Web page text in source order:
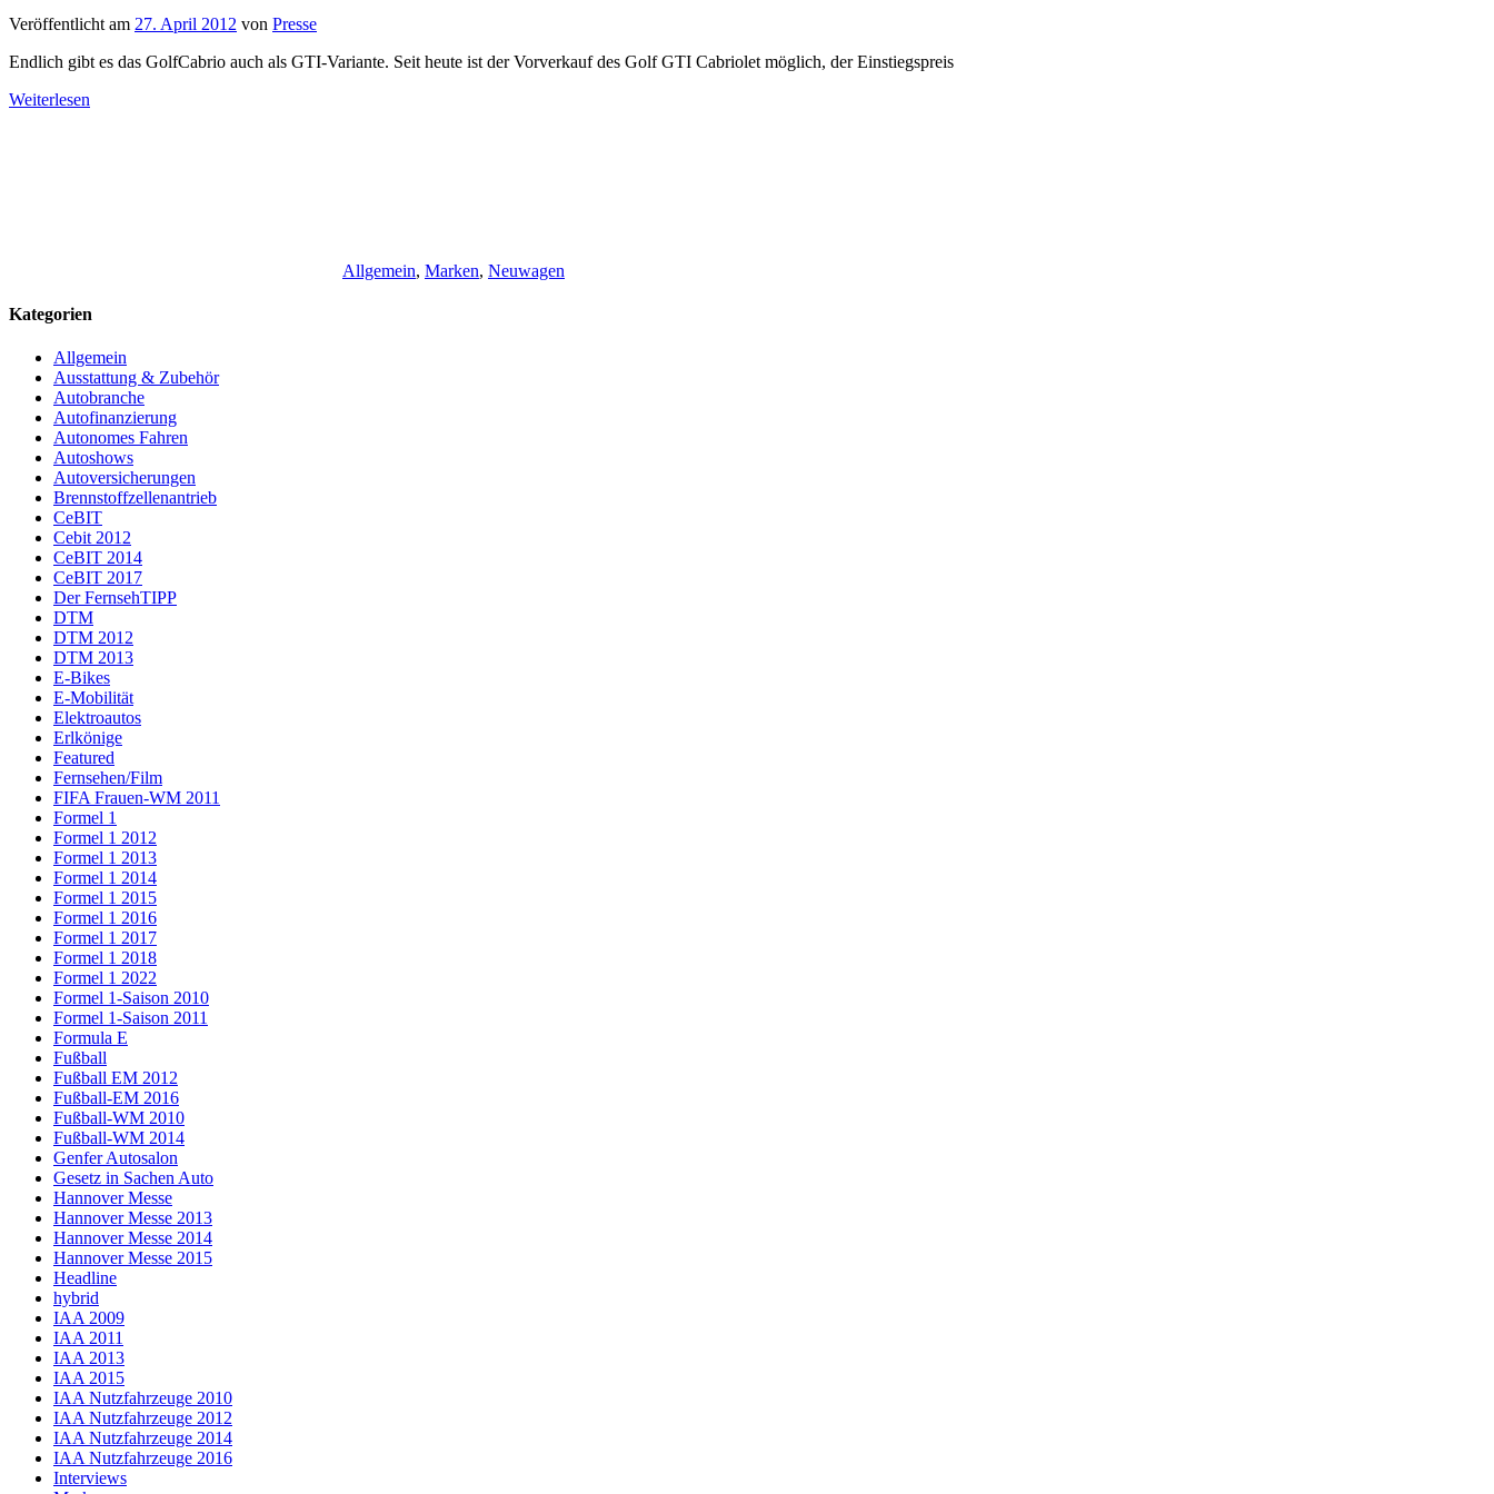
Veröffentlicht am 27. April 2012 von Presse
Endlich gibt es das GolfCabrio auch als GTI-Variante. Seit heute ist der Vorverkauf des Golf GTI Cabriolet möglich, der Einstiegspreis
Weiterlesen
Allgemein, Marken, Neuwagen
Kategorien
Allgemein
Ausstattung & Zubehör
Autobranche
Autofinanzierung
Autonomes Fahren
Autoshows
Autoversicherungen
Brennstoffzellenantrieb
CeBIT
Cebit 2012
CeBIT 2014
CeBIT 2017
Der FernsehTIPP
DTM
DTM 2012
DTM 2013
E-Bikes
E-Mobilität
Elektroautos
Erlkönige
Featured
Fernsehen/Film
FIFA Frauen-WM 2011
Formel 1
Formel 1 2012
Formel 1 2013
Formel 1 2014
Formel 1 2015
Formel 1 2016
Formel 1 2017
Formel 1 2018
Formel 1 2022
Formel 1-Saison 2010
Formel 1-Saison 2011
Formula E
Fußball
Fußball EM 2012
Fußball-EM 2016
Fußball-WM 2010
Fußball-WM 2014
Genfer Autosalon
Gesetz in Sachen Auto
Hannover Messe
Hannover Messe 2013
Hannover Messe 2014
Hannover Messe 2015
Headline
hybrid
IAA 2009
IAA 2011
IAA 2013
IAA 2015
IAA Nutzfahrzeuge 2010
IAA Nutzfahrzeuge 2012
IAA Nutzfahrzeuge 2014
IAA Nutzfahrzeuge 2016
Interviews